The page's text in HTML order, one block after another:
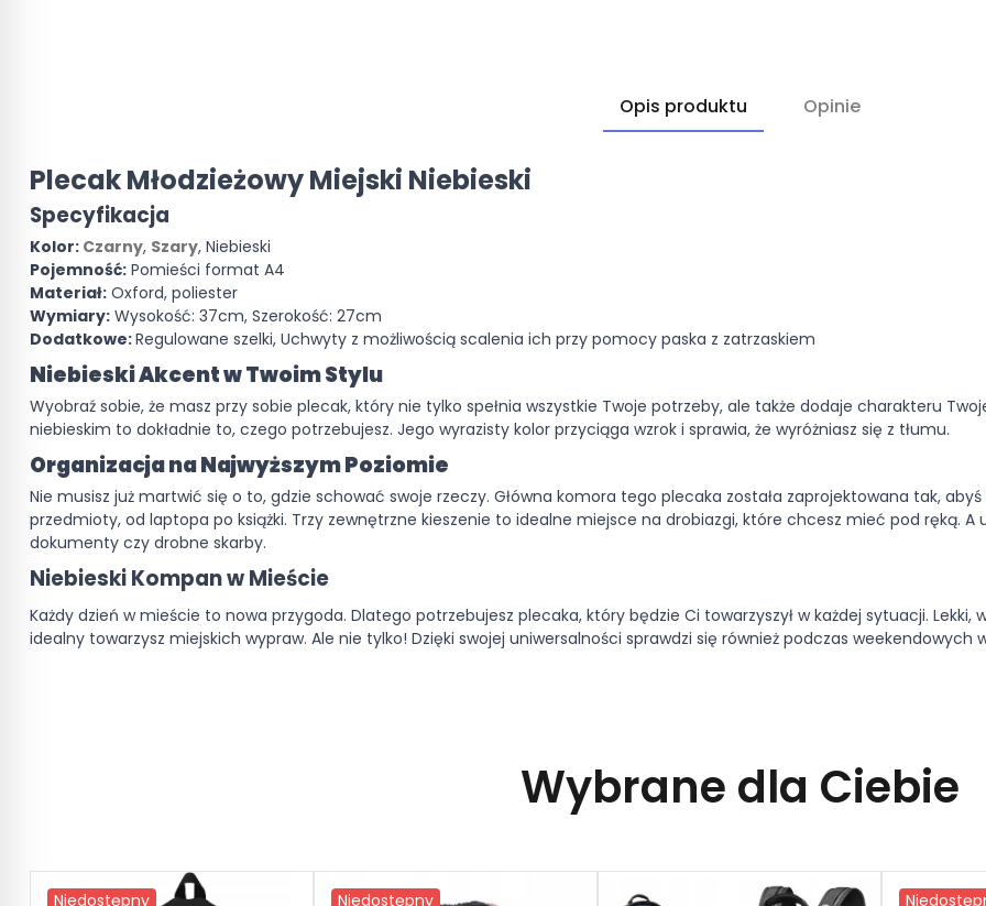
Opis produktu Opinie
Plecak Młodzieżowy Miejski Niebieski
Specyfikacja
Kolor: Czarny, Szary, Niebieski
Pojemność: Pomieści format A4
Materiał: Oxford, poliester
Wymiary: Wysokość: 37cm, Szerokość: 27cm
Dodatkowe:Regulowane szelki, Uchwyty z możliwością scalenia ich przy pomocy paska z zatrzaskiem
Niebieski Akcent w Twoim Stylu
Wyobraź sobie, że masz przy sobie plecak, który nie tylko spełnia wszystkie Twoje potrzeby, ale także dodaje charakteru
niebieskim to dokładnie to, czego potrzebujesz. Jego wyrazisty kolor przyciąga wzrok i sprawia, że wyróżniasz się z tłumu.
Organizacja na Najwyższym Poziomie
Nie musisz już martwić się o to, gdzie schować swoje rzeczy. Główna komora tego plecaka została zaprojektowana tak,
przedmioty, od laptopa po książki. Trzy zewnętrzne kieszenie to idealne miejsce na drobiazgi, które chcesz mieć pod ręką.
dokumenty czy drobne skarby.
Niebieski Kompan w Mieście
Każdy dzień w mieście to nowa przygoda. Dlatego potrzebujesz plecaka, który będzie Ci towarzyszył w każdej sytuacji.
idealny towarzysz miejskich wypraw. Ale nie tylko! Dzięki swojej uniwersalności sprawdzi się również podczas weekendowych
Wybrane dla Ciebie
Niedostępny Niedostępny